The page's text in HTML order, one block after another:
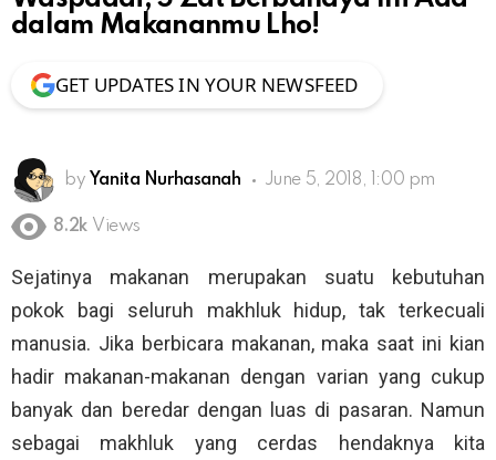
dalam Makananmu Lho!
GET UPDATES IN YOUR NEWSFEED
by Yanita Nurhasanah June 5, 2018, 1:00 pm
8.2k Views
Sejatinya makanan merupakan suatu kebutuhan
pokok bagi seluruh makhluk hidup, tak terkecuali
manusia. Jika berbicara makanan, maka saat ini kian
hadir makanan-makanan dengan varian yang cukup
banyak dan beredar dengan luas di pasaran. Namun
sebagai makhluk yang cerdas hendaknya kita